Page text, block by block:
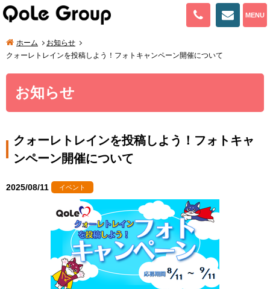
082-お問い
MENU
ホーム
お知らせ
クォーレトレインを投稿しよう！フォトキャンペーン開催について
お知らせ
クォーレトレインを投稿しよう！フォトキャ
ンペーン開催について
2025/08/11 イベント